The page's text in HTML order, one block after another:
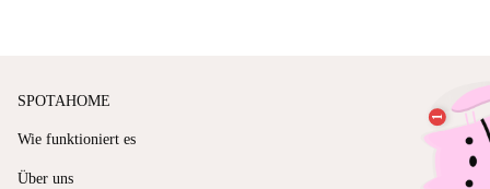
SPOTAHOME
Wie funktioniert es
Über uns